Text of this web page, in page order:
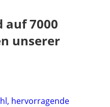
auf7000
unserer
hervorragende